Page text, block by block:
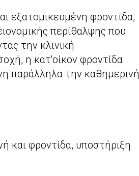
εξατομικευμένη φροντίδα,
περίθαλψης που
την κλινική
η κατ'οίκον φροντίδα
παράλληλα την καθημερινή
και φροντίδα, υποστήριξη